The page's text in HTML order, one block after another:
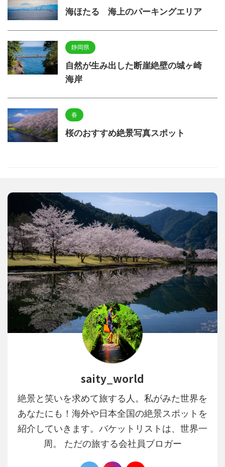
海ほたる 海上のパーキングエリア
静岡県
自然が生み出した断崖絶壁の城ヶ崎
海岸
春
桜のおすすめ絶景写真スポット
saity_world
絶景と笑いを求めて旅する人。私がみた世界を
あなたにも！海外や日本全国の絶景スポットを
紹介していきます。バケットリストは、世界一
周。 ただの旅する会社員ブロガー